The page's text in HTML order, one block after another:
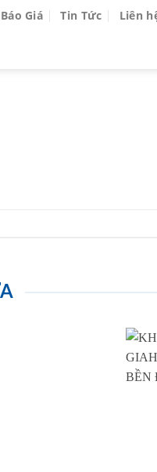
Báo Giá Tin Tức Liên